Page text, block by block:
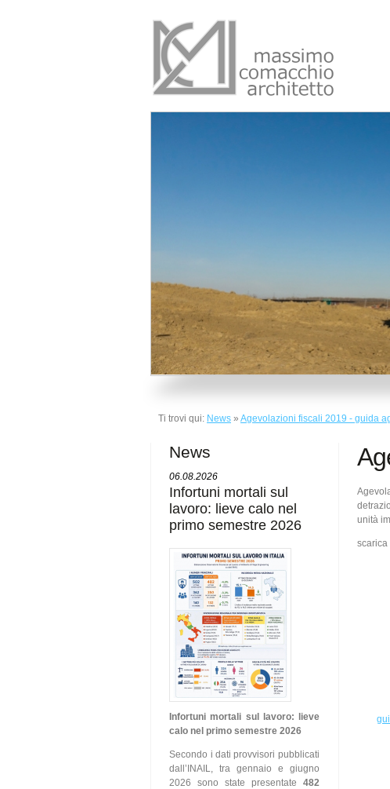
Ti trovi qui: News » Agevolazioni fiscali 2019 - guida
News
06.08.2026
Infortuni mortali sul
lavoro: lieve calo nel
primo semestre 2026
Infortuni mortali sul lavoro: lieve
calo nel primo semestre 2026
Secondo i dati provvisori pubblicati
dall’INAIL, tra gennaio e giugno
2026 sono state presentate 482
unità
scarica